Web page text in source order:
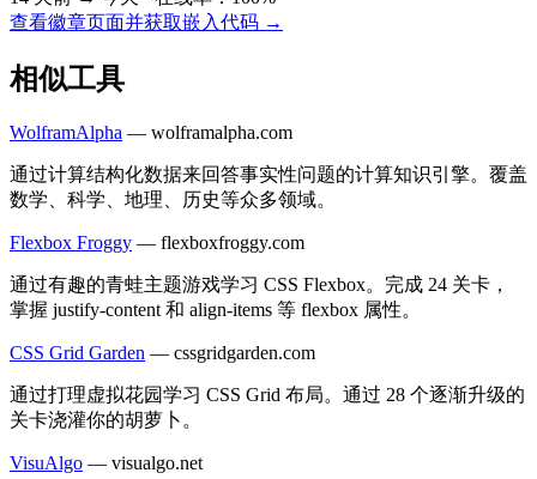
查看徽章页面并获取嵌入代码 →
相似工具
WolframAlpha — wolframalpha.com
通过计算结构化数据来回答事实性问题的计算知识引擎。覆盖
数学、科学、地理、历史等众多领域。
Flexbox Froggy — flexboxfroggy.com
通过有趣的青蛙主题游戏学习 CSS Flexbox。完成 24 关卡，
掌握 justify-content 和 align-items 等 flexbox 属性。
CSS Grid Garden — cssgridgarden.com
通过打理虚拟花园学习 CSS Grid 布局。通过 28 个逐渐升级的
关卡浇灌你的胡萝卜。
VisuAlgo — visualgo.net